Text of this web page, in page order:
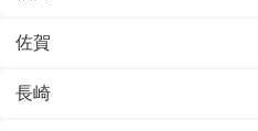
佐賀
長崎